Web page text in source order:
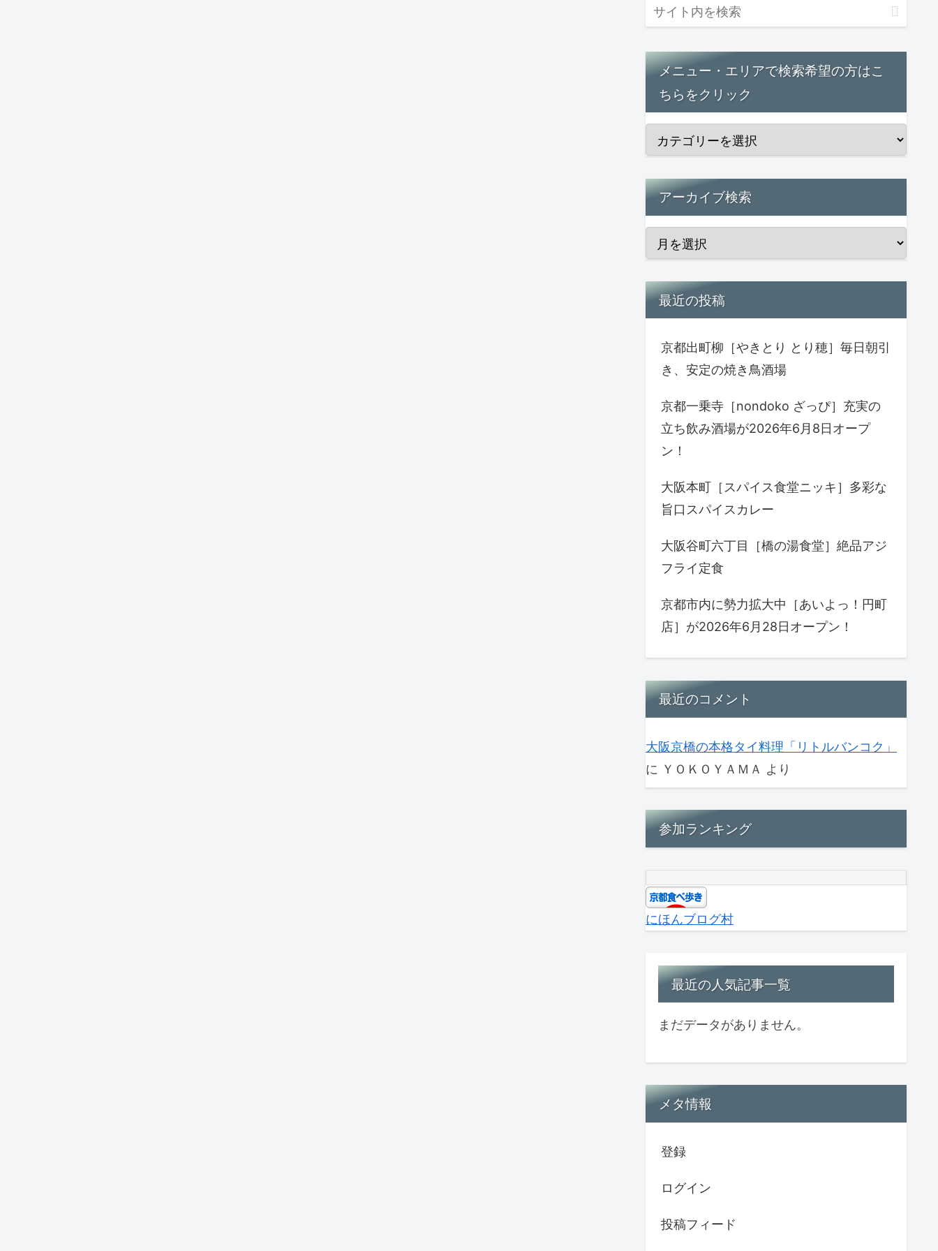
メニュー・エリアで検索希望の方はこ
ちらをクリック
アーカイブ検索
最近の投稿
京都出町柳［やきとり とり穂］毎日朝引
き、安定の焼き鳥酒場
京都一乗寺［nondoko ざっぴ］充実の
立ち飲み酒場が2026年6月8日オープ
ン！
大阪本町［スパイス食堂ニッキ］多彩な
旨口スパイスカレー
大阪谷町六丁目［橋の湯食堂］絶品アジ
フライ定食
京都市内に勢力拡大中［あいよっ！円町
店］が2026年6月28日オープン！
最近のコメント
大阪京橋の本格タイ料理「リトルバンコク」
に ＹＯＫＯＹＡＭＡ より
参加ランキング
にほんブログ村
最近の人気記事一覧
まだデータがありません。
メタ情報
登録
ログイン
投稿フィード